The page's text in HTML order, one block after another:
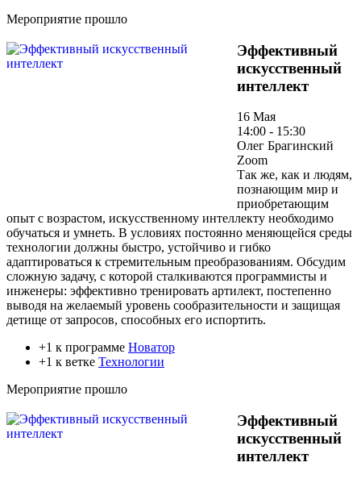
Мероприятие прошло
Эффективный
искусственный
интеллект
16 Мая
14:00 - 15:30
Олег Брагинский
Zoom
Так же, как и людям,
познающим мир и
приобретающим
опыт с возрастом, искусственному интеллекту необходимо
обучаться и умнеть. В условиях постоянно меняющейся среды
технологии должны быстро, устойчиво и гибко
адаптироваться к стремительным преобразованиям. Обсудим
сложную задачу, с которой сталкиваются программисты и
инженеры: эффективно тренировать артилект, постепенно
выводя на желаемый уровень сообразительности и защищая
детище от запросов, способных его испортить.
+1 к программе Новатор
+1 к ветке Технологии
Мероприятие прошло
Эффективный
искусственный
интеллект